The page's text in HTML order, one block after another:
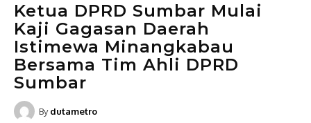
Ketua DPRD Sumbar Mulai
Kaji Gagasan Daerah
Istimewa Minangkabau
Bersama Tim Ahli DPRD
Sumbar
By dutametro